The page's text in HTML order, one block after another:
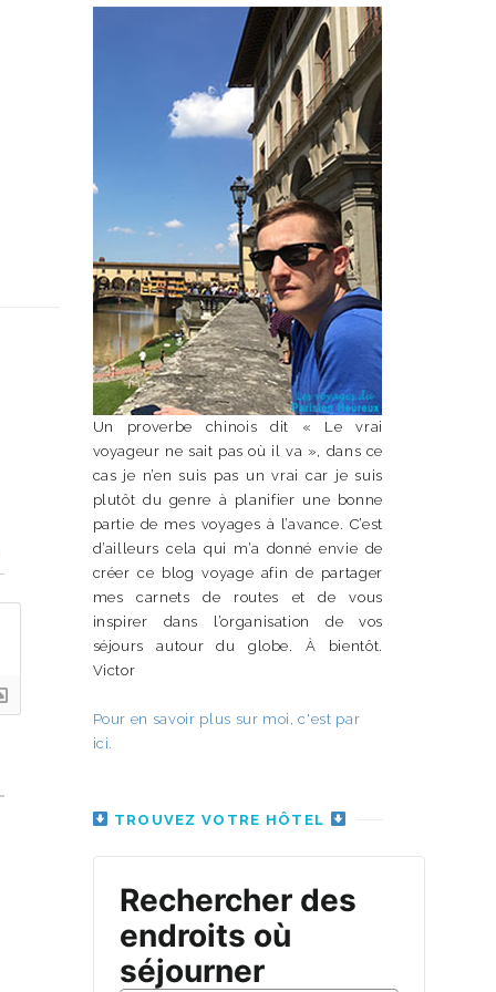
Un proverbe chinois dit « Le vrai
voyageur ne sait pas où il va », dans ce
cas je n’en suis pas un vrai car je suis
plutôt du genre à planifier une bonne
partie de mes voyages à l’avance. C’est
d’ailleurs cela qui m’a donné envie de
créer ce blog voyage afin de partager
mes carnets de routes et de vous
inspirer dans l’organisation de vos
séjours autour du globe. À bientôt.
Victor
Pour en savoir plus sur moi, c'est par
ici.
TROUVEZ VOTRE HÔTEL